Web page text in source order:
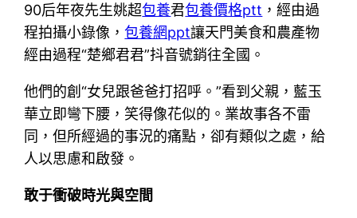
90后年夜先生姚超包養君包養價格ptt ，經由過
程拍攝小錄像，包養網ppt讓天門美食和農產物
經由過程“楚鄉君君”抖音號銷往全國。
他們的創“女兒跟爸爸打招呼。”看到父親，藍玉
華立即彎下腰，笑得像花似的。業故事各不雷
同，但所經過的事況的痛點，卻有類似之處，給
人以思慮和啟發。
敢于衝破時光與空間